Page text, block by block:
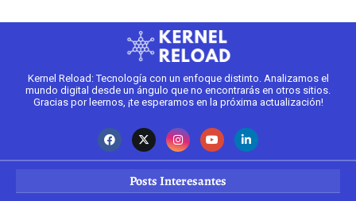
Kernel Reload: Tecnología con un enfoque distinto. Analizamos el
mundo digital desde un ángulo que no encontrarás en otros sitios.
Gracias por leernos, ¡te esperamos en la próxima actualización!
Posts Interesantes